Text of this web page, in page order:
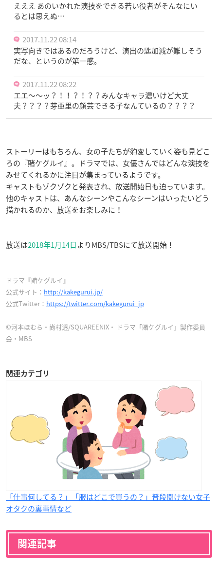
えええ あのいかれた演技をできる若い役者がそんなにい
るとは思えぬ…
2017.11.22 08:14
実写向きではあるのだろうけど、演出の匙加減が難しそう
だな、というのが第一感。
2017.11.22 08:22
エエ～～ッ？！！？！？？みんなキャラ濃いけど大丈
夫？？？？芽亜里の顔芸できる子なんているの？？？？
ストーリーはもちろん、女の子たちが豹変していく姿も見どこ
ろの『賭ケグルイ』。ドラマでは、女優さんではどんな演技を
みせてくれるかに注目が集まっているようです。
キャストもゾクゾクと発表され、放送開始日も迫っています。
他のキャストは、あんなシーンやこんなシーンはいったいどう
描かれるのか、放送をお楽しみに！
放送は2018年1月14日よりMBS/TBSにて放送開始！
ドラマ『賭ケグルイ』
公式サイト： http://kakegurui.jp/
公式Twitter： https://twitter.com/kakegurui_jp
©河本ほむら・尚村透/SQUAREENIX・ ドラマ「賭ケグルイ」製作委員
会・MBS
関連カテゴリ
「仕事何してる？」「服はどこで買うの？」普段聞けない女子
オタクの裏事情など
関連記事